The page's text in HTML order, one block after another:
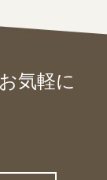
お気軽に